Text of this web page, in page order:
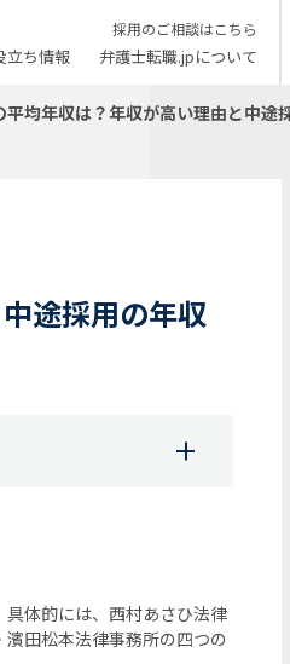
採用のご相談はこちら
立ち情報 弁護士転職.jpについて
平均年収は？年収が高い理由と中途
途採用の年収
体的には、西村あさひ法律
田松本法律事務所の四つの